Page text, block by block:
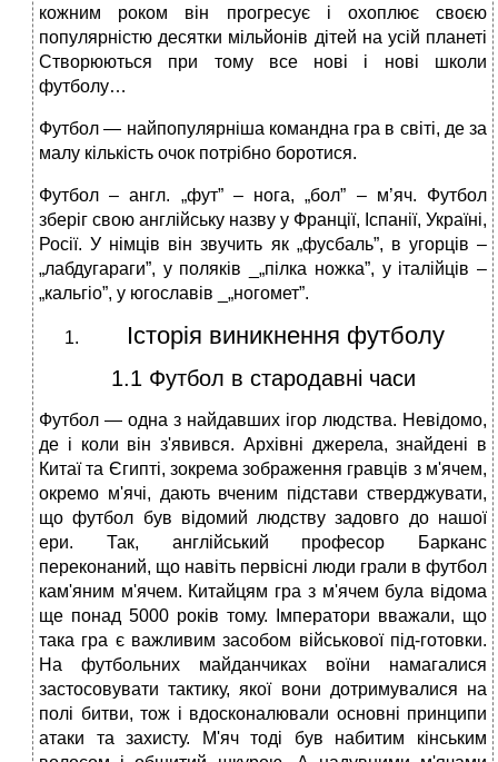
кожним роком він прогресує і охоплює своєю
популярністю десятки мільйонів дітей на усій планеті
Створюються при тому все нові і нові школи
футболу…
Футбол — найпопулярніша командна гра в світі, де за
малу кількість очок потрібно боротися.
Футбол – англ. „фут” – нога, „бол” – м’яч. Футбол
зберіг свою англійську назву у Франції, Іспанії, Україні,
Росії. У німців він звучить як „фусбаль”, в угорців –
„лабдугараги”, у поляків _„пілка ножка”, у італійців –
„кальгіо”, у югославів _„ногомет”.
Історія виникнення футболу
1.1 Футбол в стародавні часи
Футбол — одна з найдавших ігор людства. Невідомо,
де і коли він з'явився. Архівні джерела, знайдені в
Китаї та Єгипті, зокрема зображення гравців з м'ячем,
окремо м'ячі, дають вченим підстави стверджувати,
що футбол був відомий людству задовго до нашої
ери. Так, англійський професор Барканс
переконаний, що навіть первісні люди грали в футбол
кам'яним м'ячем. Китайцям гра з м'ячем була відома
ще понад 5000 років тому. Імператори вважали, що
така гра є важливим засобом військової під-готовки.
На футбольних майданчиках воїни намагалися
застосовувати тактику, якої вони дотримувалися на
полі битви, тож і вдосконалювали основні принципи
атаки та захисту. М'яч тоді був набитим кінським